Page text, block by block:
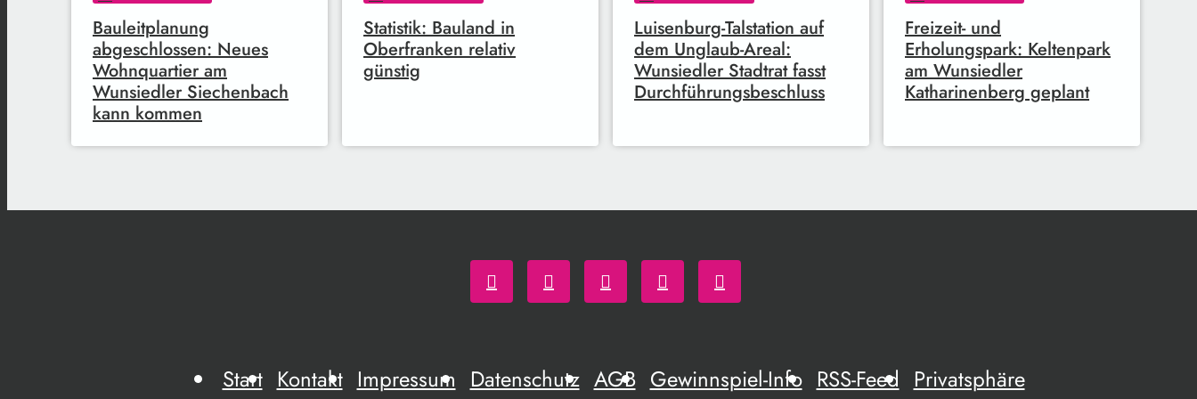
Bauleitplanung
abgeschlossen: Neues
Wohnquartier am
Wunsiedler Siechenbach
kann kommen
Statistik: Bauland in
Oberfranken relativ
günstig
Luisenburg-Talstation auf
dem Unglaub-Areal:
Wunsiedler Stadtrat fasst
Durchführungsbeschluss
Freizeit- und
Erholungspark: Keltenpark
am Wunsiedler
Katharinenberg geplant
Start Kontakt Impressum Datenschutz AGB Gewinnspiel-Info RSS-Feed Privatsphäre